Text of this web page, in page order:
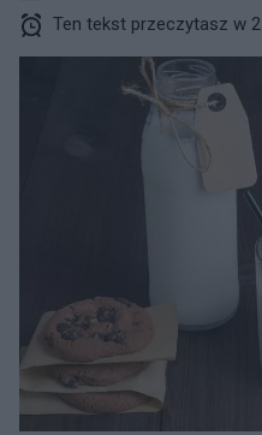
Ten tekst przeczytasz w